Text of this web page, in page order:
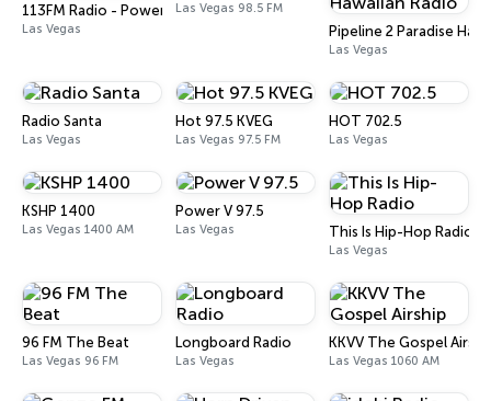
113FM Radio - Power!
Las Vegas
Las Vegas 98.5 FM
Pipeline 2 Paradise
Las Vegas
Radio Santa
Las Vegas
Hot 97.5 KVEG
Las Vegas 97.5 FM
HOT 702.5
Las Vegas
KSHP 1400
Las Vegas 1400 AM
Power V 97.5
Las Vegas This Is Hip-Hop Radio
Las Vegas
96 FM The Beat
Las Vegas 96 FM
Longboard Radio
Las Vegas
KKVV The Gospel
Las Vegas 1060 AM